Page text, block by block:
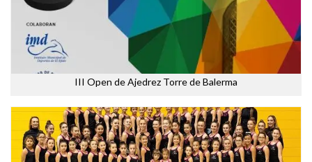
III Open de Ajedrez Torre de Balerma